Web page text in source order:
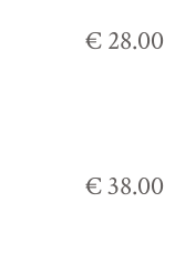
€ 28.00
€ 38.00